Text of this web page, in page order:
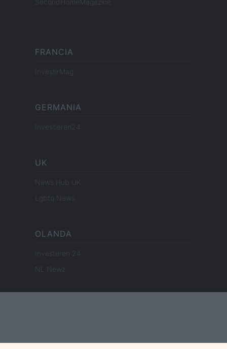
SecondHomeMagazine
FRANCIA
InvestirMag
GERMANIA
Investieren24
UK
News Hub UK
Lgbtq News
OLANDA
Investeren 24
NL Newz